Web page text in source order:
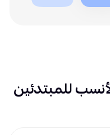
للمبتدئين